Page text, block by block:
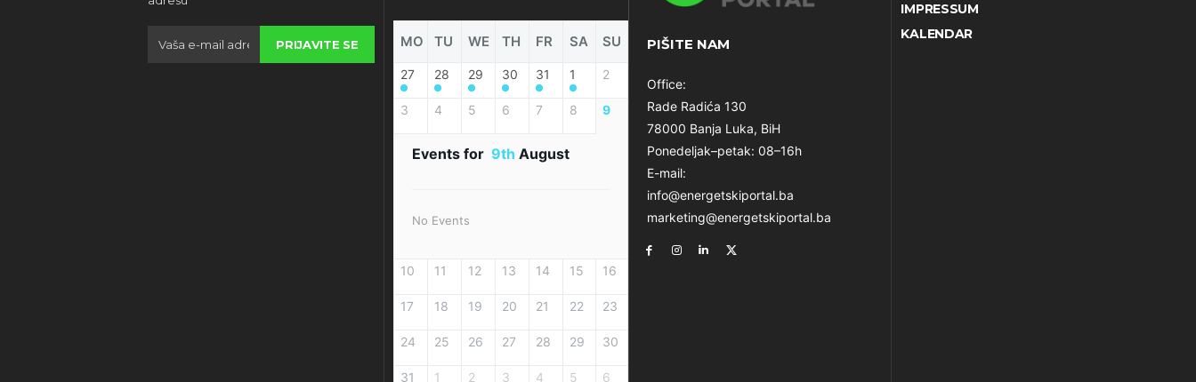
PRIJAVITE SE MO TU WE TH FR SA SU
27 28 29 30 31 1 2
3 4 5 6 7 8 9
Events for 9th August
No Events
10 11 12 13 14 15 16
17 18 19 20 21 22 23
24 25 26 27 28 29 30
31 1 2 3 4 5 6
PIŠITE NAM
Office:
Rade Radića 130
78000 Banja Luka, BiH
Ponedeljak–petak: 08–16h
E-mail:
info@energetskiportal.ba
marketing@energetskiportal.ba
IMPRESSUM
KALENDAR